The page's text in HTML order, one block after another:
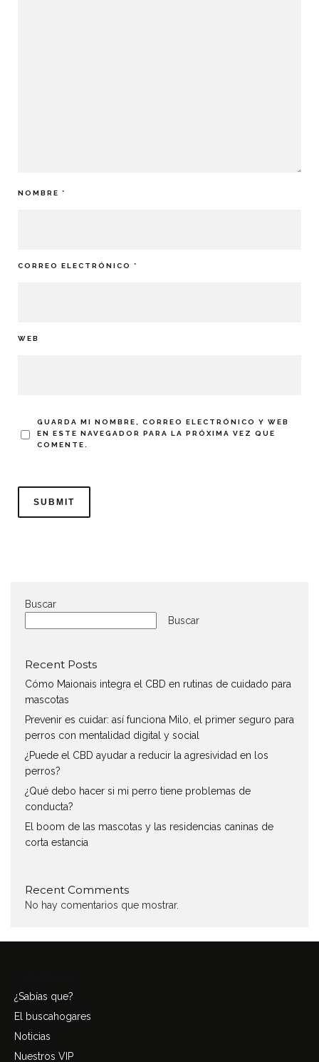
NOMBRE *
CORREO ELECTRÓNICO *
WEB
GUARDA MI NOMBRE, CORREO ELECTRÓNICO Y WEB
EN ESTE NAVEGADOR PARA LA PRÓXIMA VEZ QUE
COMENTE.
Buscar
Buscar
Recent Posts
Cómo Maionais integra el CBD en rutinas de cuidado para
mascotas
Prevenir es cuidar: así funciona Milo, el primer seguro para
perros con mentalidad digital y social
¿Puede el CBD ayudar a reducir la agresividad en los
perros?
¿Qué debo hacer si mi perro tiene problemas de
conducta?
El boom de las mascotas y las residencias caninas de
corta estancia
Recent Comments
No hay comentarios que mostrar.
¿Sabías que?
El buscahogares
Noticias
Nuestros VIP